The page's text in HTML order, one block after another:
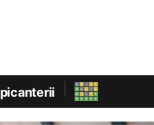
picanterii